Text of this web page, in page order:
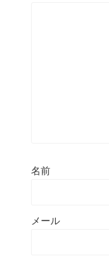
名前
メール